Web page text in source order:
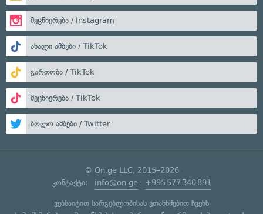
მეცნიერება / Instagram
ახალი ამბები / TikTok
გართობა / TikTok
მეცნიერება / TikTok
ბოლო ამბები / Twitter
© On.ge LLC, 2015–2026
კონტაქტი: info@on.ge +995 577 340 891
ვებსაიტით სარგებლობისას ეთანხმებით ჩვენს